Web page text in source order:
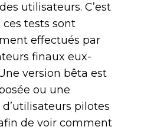
utilisateurs. C’est
tests sont
effectués par
finaux eux-
version bêta est
ou une
pilotes
de voir comment